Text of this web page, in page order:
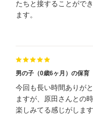
たちと接することがで
ます。
男の子（0歳6ヶ月）の保育
今回も長い時間ありが
ますが、原田さんとの
楽しみてる感じがしま